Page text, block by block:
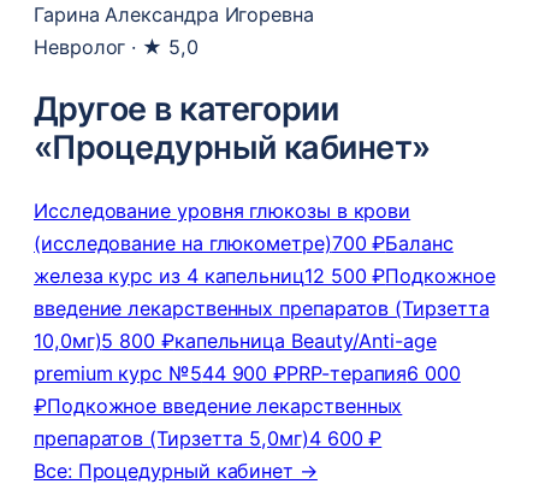
Гарина Александра Игоревна
Невролог · ★ 5,0
Другое в категории
«Процедурный кабинет»
Исследование уровня глюкозы в крови
(исследование на глюкометре)700 ₽Баланс
железа курс из 4 капельниц12 500 ₽Подкожное
введение лекарственных препаратов (Тирзетта
10,0мг)5 800 ₽капельница Beauty/Anti-age
premium курс №544 900 ₽PRP-терапия6 000
₽Подкожное введение лекарственных
препаратов (Тирзетта 5,0мг)4 600 ₽
Все: Процедурный кабинет →